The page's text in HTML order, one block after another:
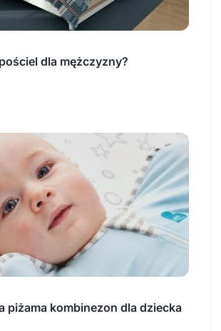
dla mężczyzny?
piżama kombinezon dla dziecka